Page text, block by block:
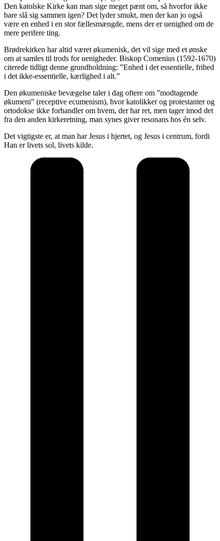
Den katolske Kirke kan man sige meget pænt om, så hvorfor ikke
bare slå sig sammen igen? Det lyder smukt, men der kan jo også
være en enhed i en stor fællesmængde, mens der er uenighed om de
mere perifere ting.
Brødrekirken har altid været økumenisk, det vil sige med et ønske
om at samles til trods for uenigheder. Biskop Comenius (1592-1670)
citerede tidligt denne grundholdning: ”Enhed i det essentielle, frihed
i det ikke-essentielle, kærlighed i alt.”
Den økumeniske bevægelse taler i dag oftere om ”modtagende
økumeni” (receptive ecumenism), hvor katolikker og protestanter og
ortodokse ikke forhandler om hvem, der har ret, men tager imod det
fra den anden kirkeretning, man synes giver resonans hos én selv.
Det vigtigste er, at man har Jesus i hjertet, og Jesus i centrum, fordi
Han er livets sol, livets kilde.